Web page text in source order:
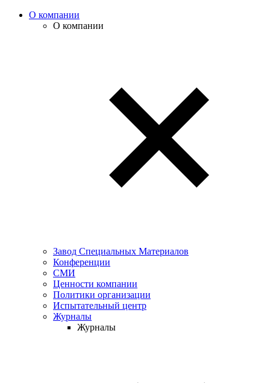
О компании
О компании
Завод Специальных Материалов
Конференции
СМИ
Ценности компании
Политики организации
Испытательный центр
Журналы
Журналы